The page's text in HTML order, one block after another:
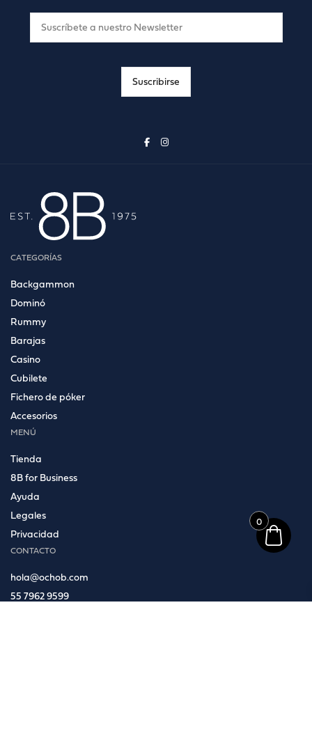
CATEGORÍAS
Backgammon
Dominó
Rummy
Barajas
Casino
Cubilete
Fichero de póker
Accesorios
MENÚ
Tienda
8B for Business
Ayuda
Legales
Privacidad
CONTACTO
hola@ochob.com
55 7962 9599
0